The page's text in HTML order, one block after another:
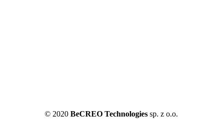
© 2020 BeCREO Technologiessp. z o.o.